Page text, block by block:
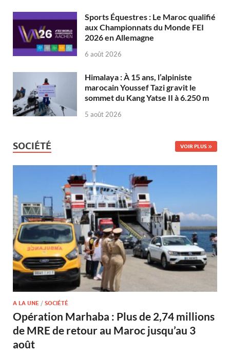
Sports Équestres : Le Maroc qualifié
aux Championnats du Monde FEI
2026 en Allemagne
6 août 2026
Himalaya : À 15 ans, l’alpiniste
marocain Youssef Tazi gravit le
sommet du Kang Yatse II à 6.250 m
5 août 2026
SOCIÉTÉ VOIR PLUS
A LA UNE / SOCIÉTÉ
Opération Marhaba : Plus de 2,74 millions
de MRE de retour au Maroc jusqu’au 3
août